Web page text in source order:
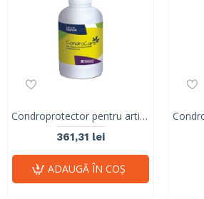
Condroprotector pentru articulatii, CONDROCARE, STANGEST, 90 tablete
361,31 lei
ADAUGĂ ÎN COŞ